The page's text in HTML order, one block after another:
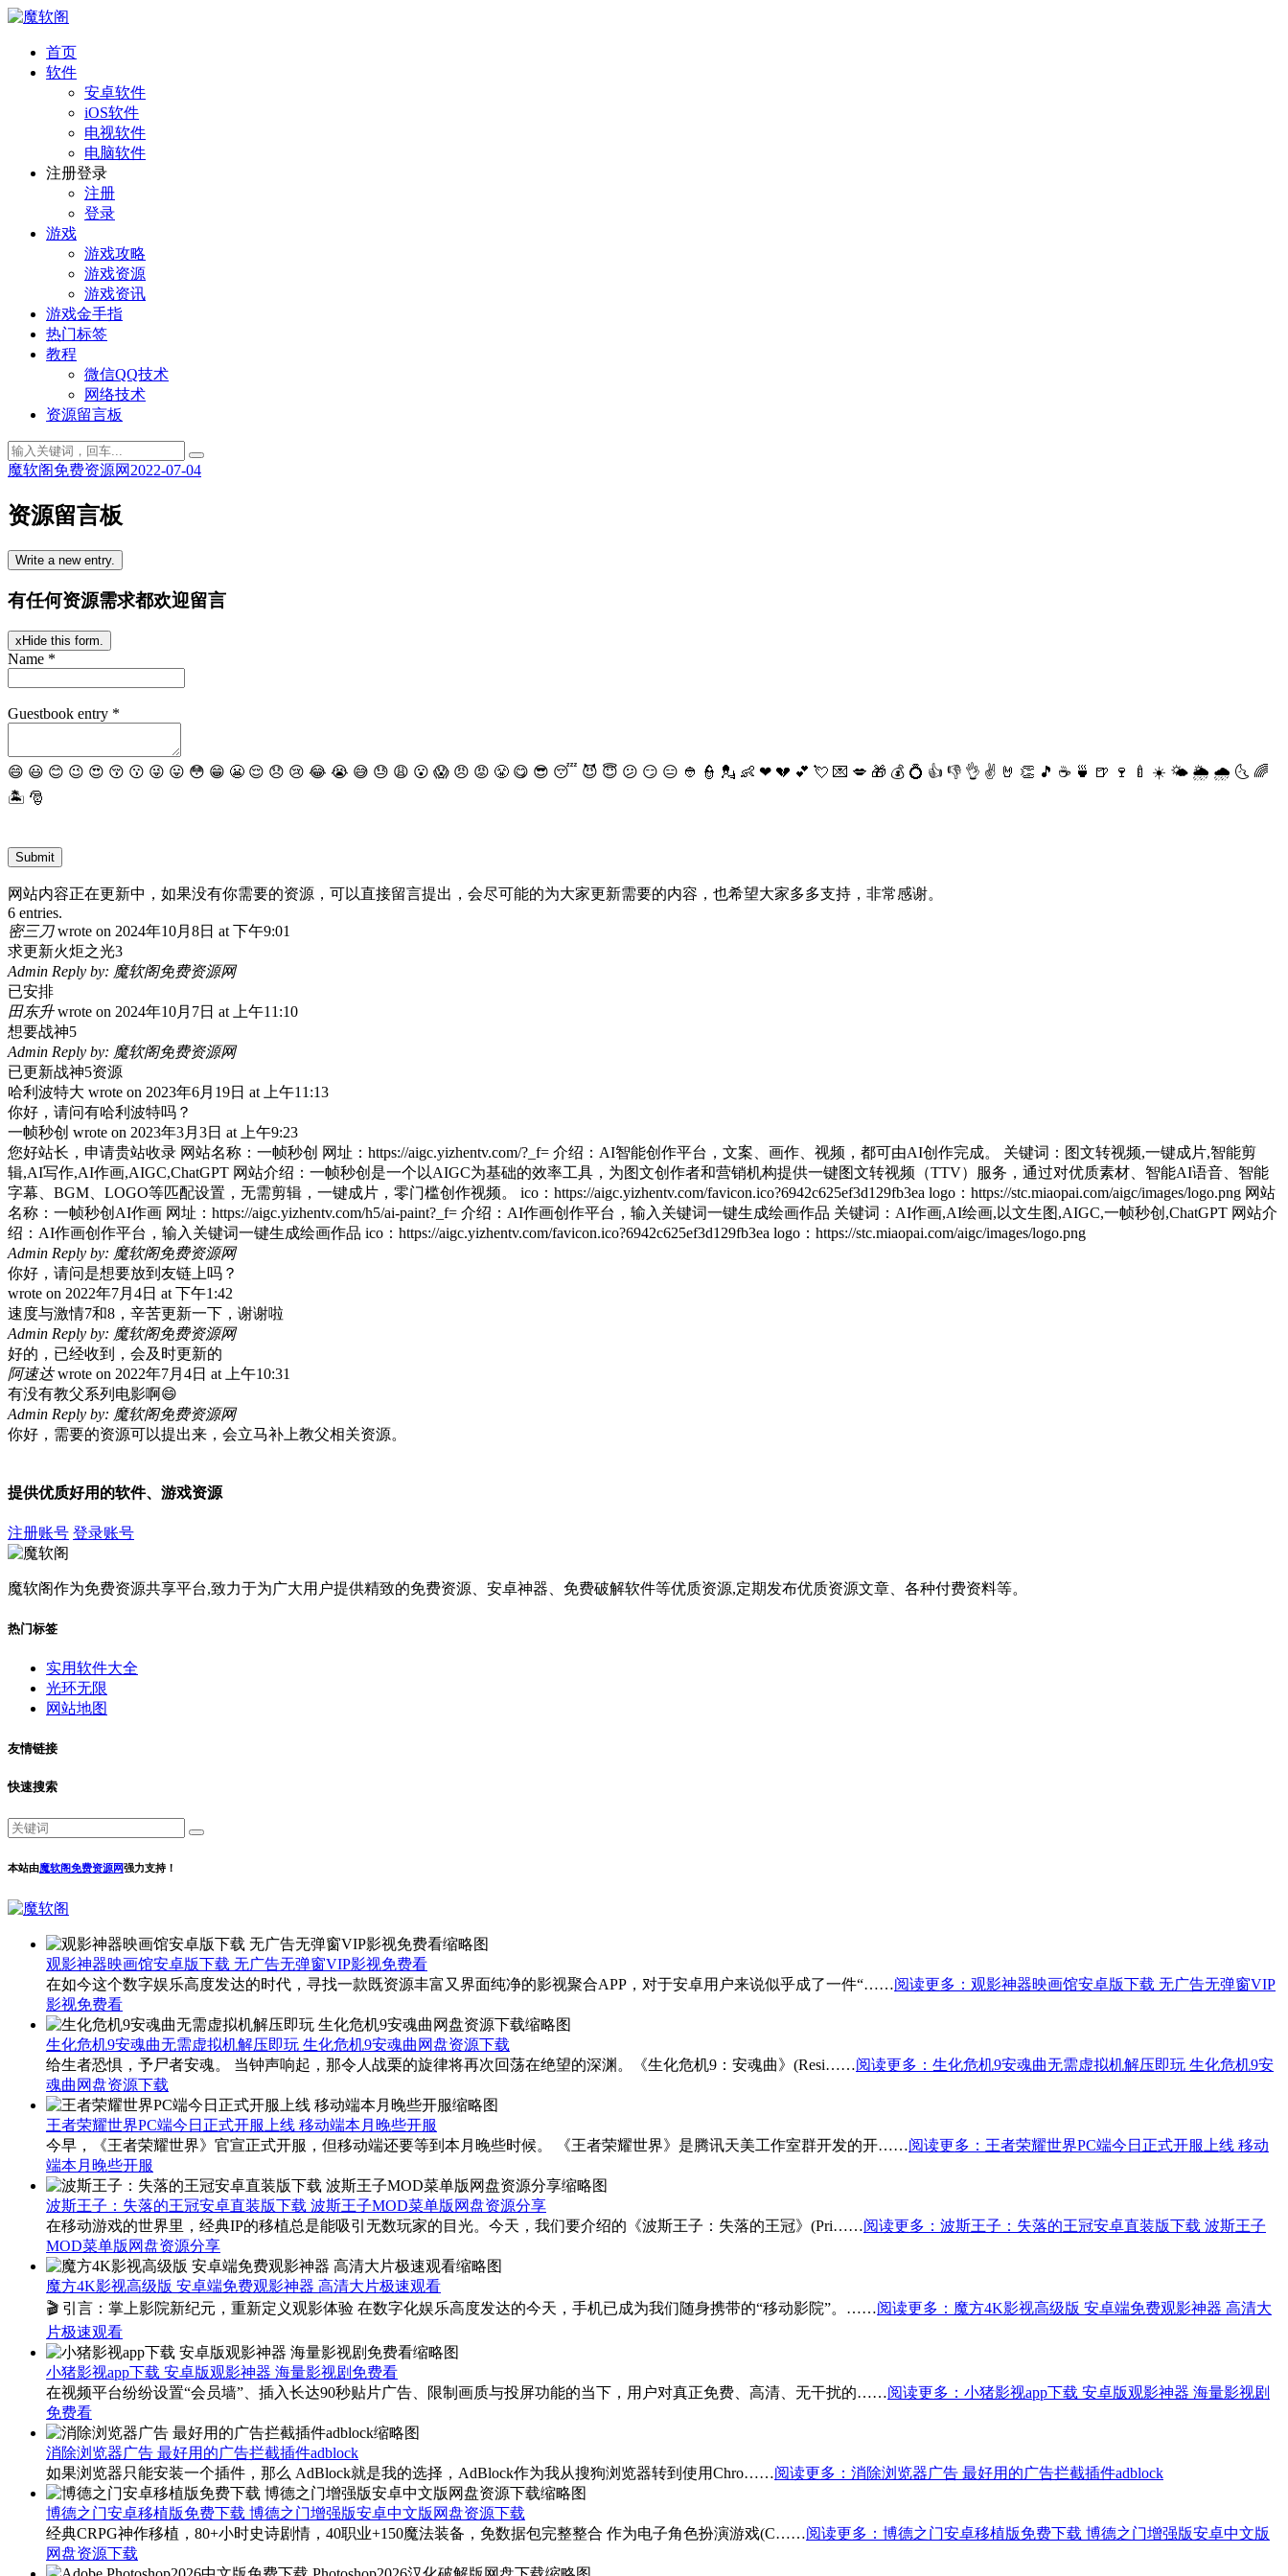
首页
软件
安卓软件
iOS软件
电视软件
电脑软件
注册登录
注册
登录
游戏
游戏攻略
游戏资源
游戏资讯
游戏金手指
热门标签
教程
微信QQ技术
网络技术
资源留言板
魔软阁免费资源网 2022-07-04
资源留言板
有任何资源需求都欢迎留言
x Hide this form.
Name *
Guestbook entry *
😄 😃 😊 😉 😍 😚 😗 😜 😛 😳 😁 😬 😌 😞 😢 😂 😭 😅 😓 😩 😮 😱 😠 😡 😤 😋 😎 😴 😈 😇 😕 😏 😑 👲 👮 💂 👶 ❤ 💔 💕 💘 💌 💋 🎁 💰 💍 👍 👎 👌 ✌️ 🤘 👏 🎵 ☕️ 🍵 🍺 🍷 🍼 ☀️ 🌤 🌦 🌧 🌜 🌈
🏝 🎅
网站内容正在更新中，如果没有你需要的资源，可以直接留言提出，会尽可能的为大家更新需要的内容，也希望大家多多支持，非常感谢。
6 entries.
密三刀 wrote on 2024年10月8日 at 下午9:01
求更新火炬之光3
Admin Reply by: 魔软阁免费资源网
已安排
田东升 wrote on 2024年10月7日 at
上午11:10
想要战神5
Admin Reply by: 魔软阁免费资源网
已更新战神5资源
哈利波特大 wrote on 2023年6月19日 at
上午11:13
你好，请问有哈利波特吗？
一帧秒创 wrote on 2023年3月3日 at
上午9:23
您好站长，申请贵站收录 网站名称：一帧秒创 网址：https://aigc.yizhentv.com/?_f= 介绍：AI智能创作平台，文案、画作、视频，都可由AI创作完成。 关键词：图文转视频,一键成片,智能剪
辑,AI写作,AI作画,AIGC,ChatGPT 网站介绍：一帧秒创是一个以AIGC为基础的效率工具，为图文创作者和营销机构提供一键图文转视频（TTV）服务，通过对优质素材、智能AI语音、智能
字幕、BGM、LOGO等匹配设置，无需剪辑，一键成片，零门槛创作视频。 ico：https://aigc.yizhentv.com/favicon.ico?6942c625ef3d129fb3ea logo：https://stc.miaopai.com/aigc/images/logo.png 网站
名称：一帧秒创AI作画 网址：https://aigc.yizhentv.com/h5/ai-paint?_f= 介绍：AI作画创作平台，输入关键词一键生成绘画作品 关键词：AI作画,AI绘画,以文生图,AIGC,一帧秒创,ChatGPT 网站介
绍：AI作画创作平台，输入关键词一键生成绘画作品 ico：https://aigc.yizhentv.com/favicon.ico?6942c625ef3d129fb3ea logo：https://stc.miaopai.com/aigc/images/logo.png
Admin Reply by: 魔软阁免费资源网
你好，请问是想要放到友链上吗？
wrote on 2022年7月4日 at 下午1:42
速度与激情7和8，辛苦更新一下，谢谢啦
Admin Reply by: 魔软阁免费资源网
好的，已经收到，会及时更新的
阿速达 wrote on 2022年7月4日 at
上午10:31
有没有教父系列电影啊😄
Admin Reply by: 魔软阁免费资源网
你好，需要的资源可以提出来，会立马补上教父相关资源。
提供优质好用的软件、游戏资源
注册账号 登录账号
魔软阁作为免费资源共享平台,致力于为广大用户提供精致的免费资源、安卓神器、免费破解软件等优质资源,定期发布优质资源文章、各种付费资料等。
热门标签
实用软件大全
光环无限
网站地图
友情链接
快速搜索
本站由魔软阁免费资源网强力支持！
观影神器映画馆安卓版下载 无广告无弹窗VIP影视免费看
在如今这个数字娱乐高度发达的时代，寻找一款既资源丰富又界面纯净的影视聚合APP，对于安卓用户来说似乎成了一件“……阅读更多 ：观影神器映画馆安卓版下载 无广告无弹窗VIP
影视免费看
生化危机9安魂曲无需虚拟机解压即玩 生化危机9安魂曲网盘资源下载
给生者恐惧，予尸者安魂。 当钟声响起，那令人战栗的旋律将再次回荡在绝望的深渊。《生化危机9：安魂曲》(Resi……阅读更多 ：生化危机9安魂曲无需虚拟机解压即玩 生化危机9安
魂曲网盘资源下载
王者荣耀世界PC端今日正式开服上线 移动端本月晚些开服
今早，《王者荣耀世界》官宣正式开服，但移动端还要等到本月晚些时候。 《王者荣耀世界》是腾讯天美工作室群开发的开……阅读更多 ：王者荣耀世界PC端今日正式开服上线 移动
端本月晚些开服
波斯王子：失落的王冠安卓直装版下载 波斯王子MOD菜单版网盘资源分享
在移动游戏的世界里，经典IP的移植总是能吸引无数玩家的目光。今天，我们要介绍的《波斯王子：失落的王冠》(Pri……阅读更多 ：波斯王子：失落的王冠安卓直装版下载 波斯王子
MOD菜单版网盘资源分享
魔方4K影视高级版 安卓端免费观影神器 高清大片极速观看
🎬 引言：掌上影院新纪元，重新定义观影体验 在数字化娱乐高度发达的今天，手机已成为我们随身携带的“移动影院”。……阅读更多 ：魔方4K影视高级版 安卓端免费观影神器 高清大
片极速观看
小猪影视app下载 安卓版观影神器 海量影视剧免费看
在视频平台纷纷设置“会员墙”、插入长达90秒贴片广告、限制画质与投屏功能的当下，用户对真正免费、高清、无干扰的……阅读更多 ：小猪影视app下载 安卓版观影神器 海量影视剧
免费看
消除浏览器广告 最好用的广告拦截插件adblock
如果浏览器只能安装一个插件，那么 AdBlock就是我的选择，AdBlock作为我从搜狗浏览器转到使用Chro……阅读更多 ：消除浏览器广告 最好用的广告拦截插件adblock
博德之门安卓移植版免费下载 博德之门增强版安卓中文版网盘资源下载
经典CRPG神作移植，80+小时史诗剧情，40职业+150魔法装备，免数据包完整整合 作为电子角色扮演游戏(C……阅读更多 ：博德之门安卓移植版免费下载 博德之门增强版安卓中文版
网盘资源下载